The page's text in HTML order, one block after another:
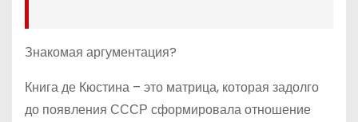
Знакомая аргументация?
Книга де Кюстина – это матрица, которая задолго
до появления СССР сформировала отношение